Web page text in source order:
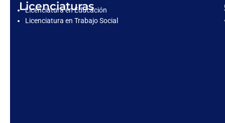
Licenciaturas
Licenciatura en Educación
Licenciatura en Trabajo Social